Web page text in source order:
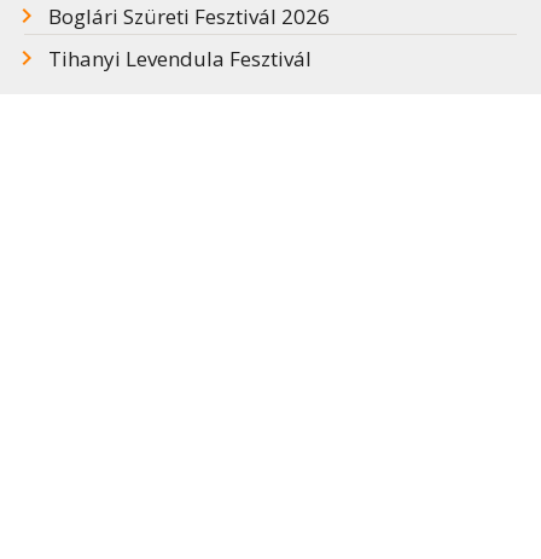
Boglári Szüreti Fesztivál 2026
Tihanyi Levendula Fesztivál